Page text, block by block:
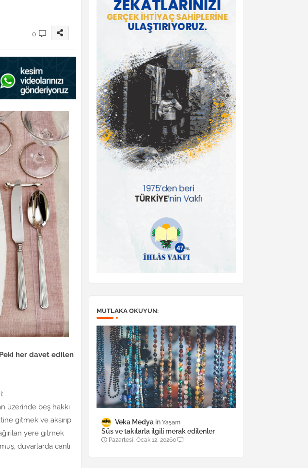
0
her davet edilen
üzerinde beş hakkı
gitmek ve aksırıp
yere gitmek
duvarlarda canlı
MUTLAKA OKUYUN:
Veka Medya Yaşam
Süs ve takılarla ilgili merak edilenler
Pazartesi, Ocak 12, 20260